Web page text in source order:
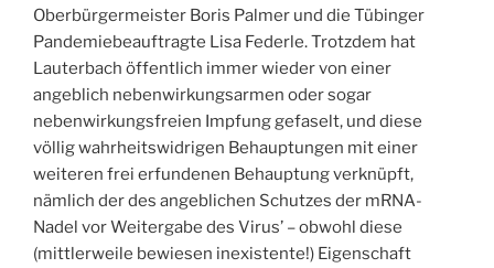
Oberbürgermeister Boris Palmer und die Tübinger
Pandemiebeauftragte Lisa Federle. Trotzdem hat
Lauterbach öffentlich immer wieder von einer
angeblich nebenwirkungsarmen oder sogar
nebenwirkungsfreien Impfung gefaselt, und diese
völlig wahrheitswidrigen Behauptungen mit einer
weiteren frei erfundenen Behauptung verknüpft,
nämlich der des angeblichen Schutzes der mRNA-
Nadel vor Weitergabe des Virus’ – obwohl diese
(mittlerweile bewiesen inexistente!) Eigenschaft